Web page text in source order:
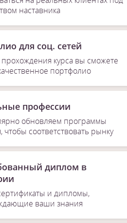
наставника
для соц. сетей
курса вы сможете
портфолио
профессии
обновляем программы
чтобы соответствовать рынку
диплом в
и дипломы,
ваши знания